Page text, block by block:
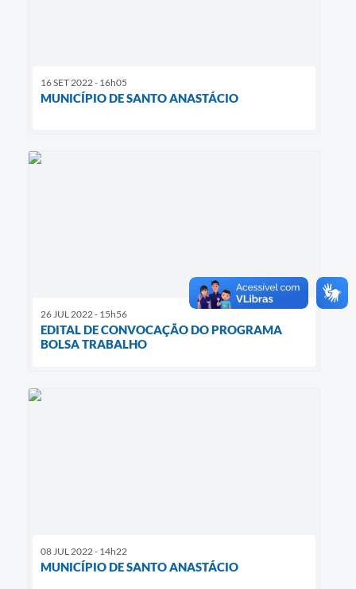
16 SET 2022 - 16h05
MUNICÍPIO DE SANTO ANASTÁCIO
26 JUL 2022 - 15h56
EDITAL DE CONVOCAÇÃO DO PROGRAMA
BOLSA TRABALHO
08 JUL 2022 - 14h22
MUNICÍPIO DE SANTO ANASTÁCIO